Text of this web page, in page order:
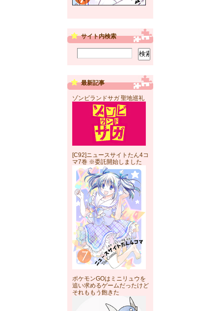
サイト内検索
最新記事
ゾンビランドサガ 聖地巡礼
[C92]ニュースサイトたん4コ
マ7巻 ※委託開始しました
ポケモンGOはミニリュウを
追い求めるゲームだったけど
それももう飽きた